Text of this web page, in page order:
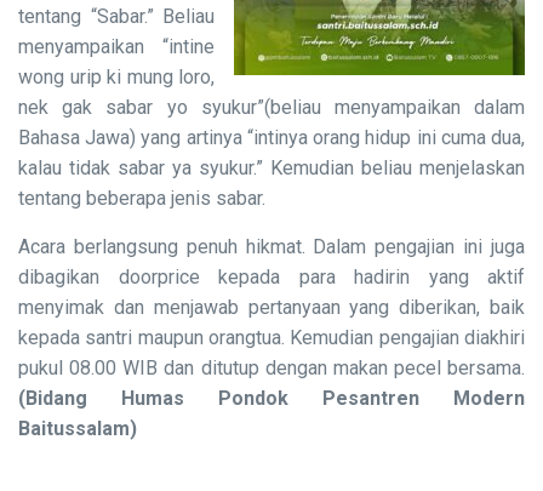
tentang “Sabar.” Beliau
menyampaikan “intine
wong urip ki mung loro,
nek gak sabar yo syukur”(beliau menyampaikan dalam
Bahasa Jawa) yang artinya “intinya orang hidup ini cuma dua,
kalau tidak sabar ya syukur.” Kemudian beliau menjelaskan
tentang beberapa jenis sabar.
Acara berlangsung penuh hikmat. Dalam pengajian ini juga
dibagikan doorprice kepada para hadirin yang aktif
menyimak dan menjawab pertanyaan yang diberikan, baik
kepada santri maupun orangtua. Kemudian pengajian diakhiri
pukul 08.00 WIB dan ditutup dengan makan pecel bersama.
(Bidang Humas Pondok Pesantren Modern
Baitussalam)